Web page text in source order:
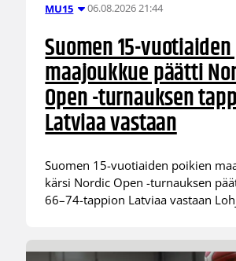
MU15 06.08.2026 21:44
Suomen 15-
maajoukkue päätti
Open -turnauksen
Latviaa vastaan
Suomen 15-vuotiaiden poikien
kärsi Nordic Open -turnauksen
66–74-tappion Latviaa vastaan